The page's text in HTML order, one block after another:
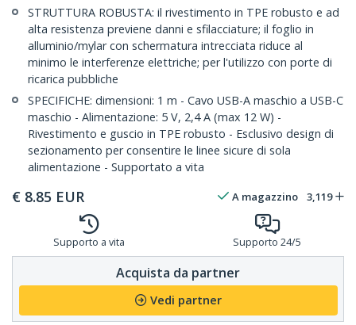
STRUTTURA ROBUSTA: il rivestimento in TPE robusto e ad
alta resistenza previene danni e sfilacciature; il foglio in
alluminio/mylar con schermatura intrecciata riduce al
minimo le interferenze elettriche; per l'utilizzo con porte di
ricarica pubbliche
SPECIFICHE: dimensioni: 1 m - Cavo USB-A maschio a USB-C
maschio - Alimentazione: 5 V, 2,4 A (max 12 W) -
Rivestimento e guscio in TPE robusto - Esclusivo design di
sezionamento per consentire le linee sicure di sola
alimentazione - Supportato a vita
€ 8.85 EUR A magazzino 3,119
Supporto a vita Supporto 24/5
Acquista da partner
Vedi partner